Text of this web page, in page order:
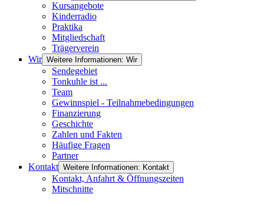
Kursangebote
Kinderradio
Praktika
Mitgliedschaft
Trägerverein
Wir Weitere Informationen: Wir
Sendegebiet
Tonkuhle ist ...
Team
Gewinnspiel - Teilnahmebedingungen
Finanzierung
Geschichte
Zahlen und Fakten
Häufige Fragen
Partner
Kontakt Weitere Informationen: Kontakt
Kontakt, Anfahrt & Öffnungszeiten
Mitschnitte